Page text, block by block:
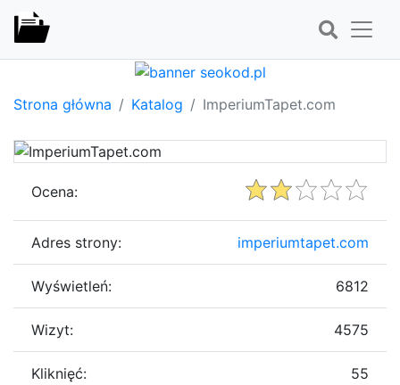
Strona główna Katalog ImperiumTapet.com
Ocena:
Adres strony: imperiumtapet.com
Wyświetleń: 6812
Wizyt: 4575
Kliknięć: 55